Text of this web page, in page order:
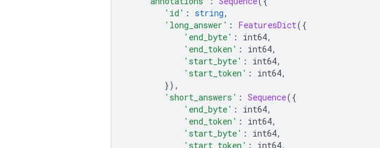
'id' : string,
'long_answer' : FeaturesDict({
'end_byte' : int64,
'end_token' : int64,
'start_byte' : int64,
'start_token' : int64,
}),
'short_answers' : Sequence({
'end_byte' : int64,
'end_token' : int64,
'start_byte' : int64,
'start_token' : int64,